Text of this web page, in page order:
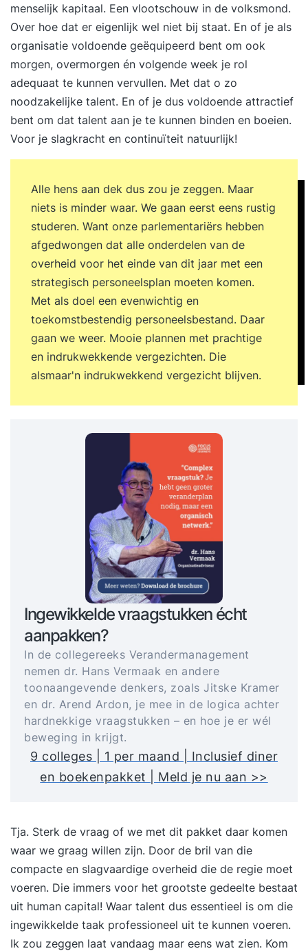
menselijk kapitaal. Een vlootschouw in de volksmond.
Over hoe dat er eigenlijk wel niet bij staat. En of je als
organisatie voldoende geëquipeerd bent om ook
morgen, overmorgen én volgende week je rol
adequaat te kunnen vervullen. Met dat o zo
noodzakelijke talent. En of je dus voldoende attractief
bent om dat talent aan je te kunnen binden en boeien.
Voor je slagkracht en continuïteit natuurlijk!
Alle hens aan dek dus zou je zeggen. Maar
niets is minder waar. We gaan eerst eens rustig
studeren. Want onze parlementariërs hebben
afgedwongen dat alle onderdelen van de
overheid voor het einde van dit jaar met een
strategisch personeelsplan moeten komen.
Met als doel een evenwichtig en
toekomstbestendig personeelsbestand. Daar
gaan we weer. Mooie plannen met prachtige
en indrukwekkende vergezichten. Die
alsmaar'n indrukwekkend vergezicht blijven.
Ingewikkelde vraagstukken écht
aanpakken?
In de collegereeks Verandermanagement
nemen dr. Hans Vermaak en andere
toonaangevende denkers, zoals Jitske Kramer
en dr. Arend Ardon, je mee in de logica achter
hardnekkige vraagstukken – en hoe je er wél
beweging in krijgt.
9 colleges | 1 per maand | Inclusief diner
en boekenpakket | Meld je nu aan >>
Tja. Sterk de vraag of we met dit pakket daar komen
waar we graag willen zijn. Door de bril van die
compacte en slagvaardige overheid die de regie moet
voeren. Die immers voor het grootste gedeelte bestaat
uit human capital! Waar talent dus essentieel is om die
ingewikkelde taak professioneel uit te kunnen voeren.
Ik zou zeggen laat vandaag maar eens wat zien. Kom